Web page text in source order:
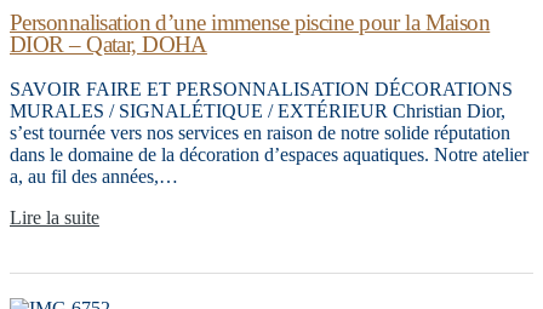
Personnalisation d’une immense piscine pour la Maison
DIOR – Qatar, DOHA
SAVOIR FAIRE ET PERSONNALISATION DÉCORATIONS
MURALES / SIGNALÉTIQUE / EXTÉRIEUR Christian Dior,
s’est tournée vers nos services en raison de notre solide réputation
dans le domaine de la décoration d’espaces aquatiques. Notre atelier
a, au fil des années,…
Lire la suite